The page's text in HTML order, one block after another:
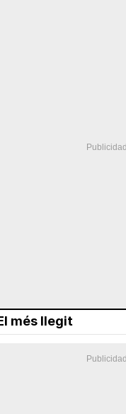
més llegit